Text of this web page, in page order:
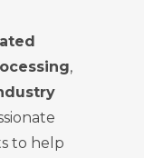
,
to help